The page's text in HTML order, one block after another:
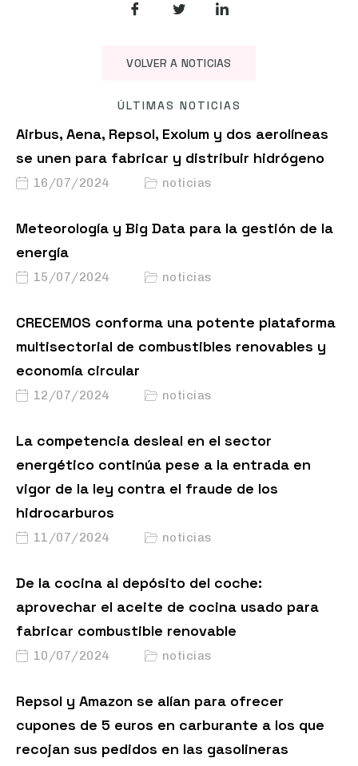
VOLVER A NOTICIAS
ÚLTIMAS NOTICIAS
Airbus, Aena, Repsol, Exolum y dos aerolíneas
se unen para fabricar y distribuir hidrógeno
16/07/2024 noticias
Meteorología y Big Data para la gestión de la
energía
15/07/2024 noticias
CRECEMOS conforma una potente plataforma
multisectorial de combustibles renovables y
economía circular
12/07/2024 noticias
La competencia desleal en el sector
energético continúa pese a la entrada en
vigor de la ley contra el fraude de los
hidrocarburos
11/07/2024 noticias
De la cocina al depósito del coche:
aprovechar el aceite de cocina usado para
fabricar combustible renovable
10/07/2024 noticias
Repsol y Amazon se alían para ofrecer
cupones de 5 euros en carburante a los que
recojan sus pedidos en las gasolineras